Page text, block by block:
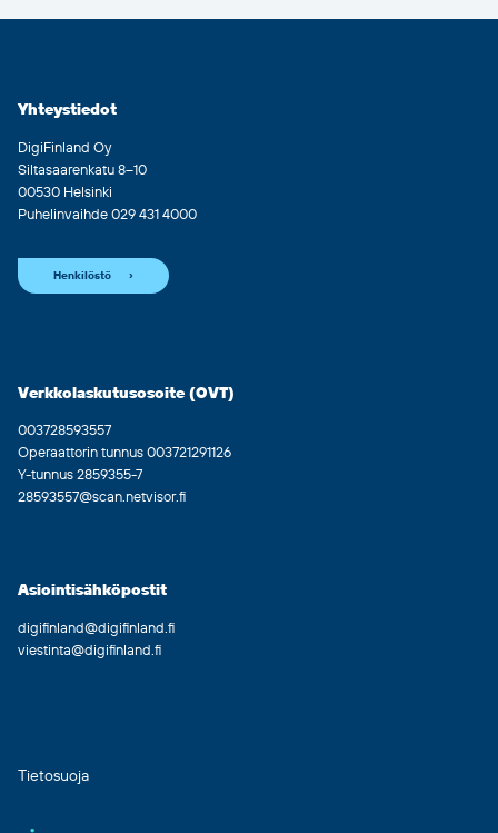
Yhteystiedot
DigiFinland Oy
Siltasaarenkatu 8–10
00530 Helsinki
Puhelinvaihde 029 431 4000
Henkilöstö
Verkkolaskutusosoite (OVT)
003728593557
Operaattorin tunnus 003721291126
Y-tunnus 2859355-7
28593557@scan.netvisor.fi
Asiointisähköpostit
digifinland@digifinland.fi
viestinta@digifinland.fi
Tietosuoja